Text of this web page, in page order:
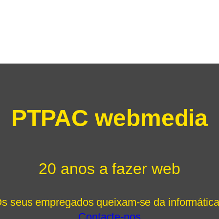
PTPAC webmedia
20 anos a fazer web
seus empregados queixam-se da